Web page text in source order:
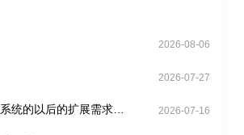
2026-08-06
2026-07-27
统的以后的扩展需求
2026-07-16